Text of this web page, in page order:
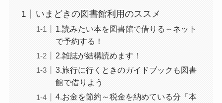
いまどきの図書館利用のススメ
1.読みたい本を図書館で借りる～ネット
で予約する！
2.雑誌が結構読めます！
3.旅行に行くときのガイドブックも図書
館で借りよう
4.お金を節約～税金を納めている分「本